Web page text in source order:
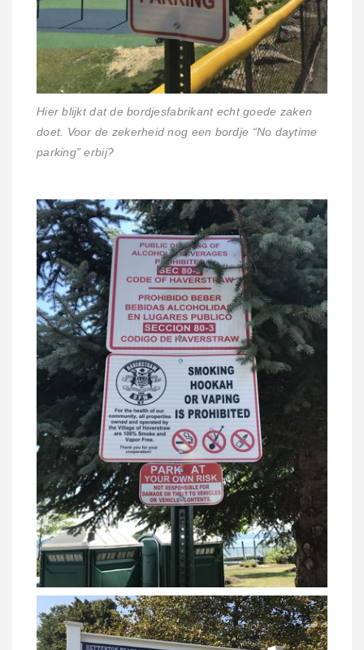
Hier blijkt dat de bordjesfabrikant echt goede zaken
doet. Voor de zekerheid nog een bordje “No daytime
parking” erbij?